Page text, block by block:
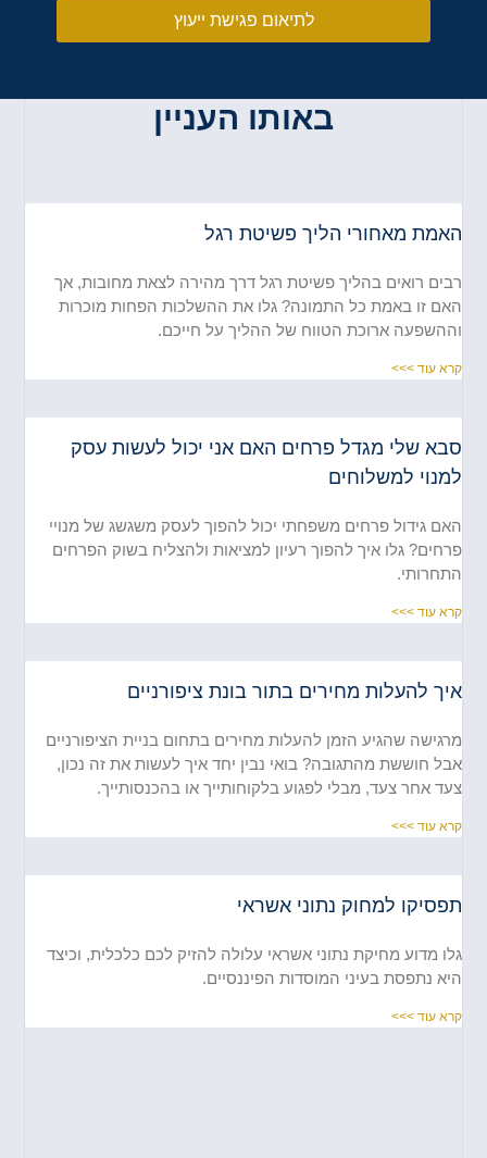
לתיאום פגישת ייעוץ
באותו העניין
מאחורי הליך פשיטת רגל
רואים בהליך פשיטת רגל דרך מהירה לצאת מחובות, אך
זו באמת כל התמונה? גלו את ההשלכות הפחות מוכרות
ארוכת הטווח של ההליך על חייכם.
עוד >>>
שלי מגדל פרחים האם אני יכול לעשות עסק
למשלוחים
גידול פרחים משפחתי יכול להפוך לעסק משגשג של מנויי
גלו איך להפוך רעיון למציאות ולהצליח בשוק הפרחים
עוד >>>
להעלות מחירים בתור בונת ציפורניים
שהגיע הזמן להעלות מחירים בתחום בניית הציפורניים
חוששת מהתגובה? בואי נבין יחד איך לעשות את זה נכון,
אחר צעד, מבלי לפגוע בלקוחותייך או בהכנסותייך.
עוד >>>
למחוק נתוני אשראי
מדוע מחיקת נתוני אשראי עלולה להזיק לכם כלכלית, וכיצד
נתפסת בעיני המוסדות הפיננסיים.
עוד >>>